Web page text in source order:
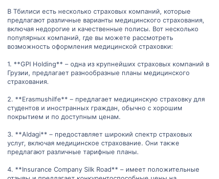
В Тбилиси есть несколько страховых компаний, которые
предлагают различные варианты медицинского страхования,
включая недорогие и качественные полисы. Вот несколько
популярных компаний, где вы можете рассмотреть
возможность оформления медицинской страховки:
1. **GPI Holding** – одна из крупнейших страховых компаний в
Грузии, предлагает разнообразные планы медицинского
страхования.
2. **Erasmushilfe** – предлагает медицинскую страховку для
студентов и иностранных граждан, обычно с хорошим
покрытием и по доступным ценам.
3. **Aldagi** – предоставляет широкий спектр страховых
услуг, включая медицинское страхование. Они также
предлагают различные тарифные планы.
4. **Insurance Company Silk Road** – имеет положительные